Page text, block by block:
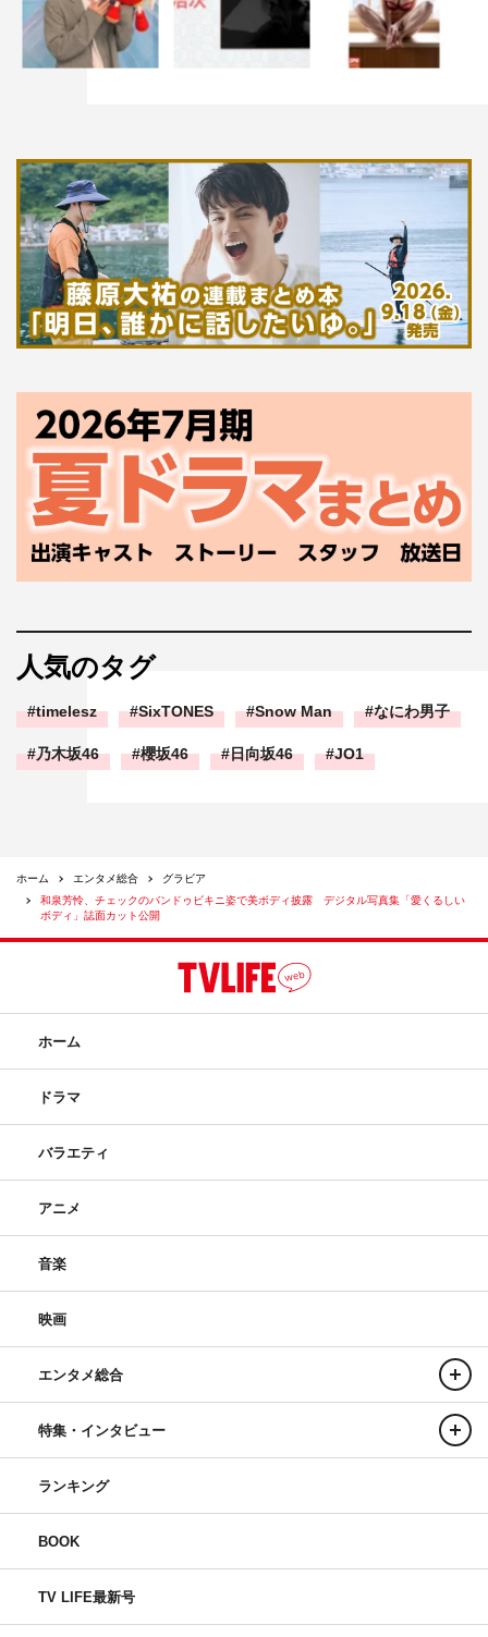
人気のタグ
timelesz SixTONES Snow Man なにわ男子
乃木坂46 櫻坂46 日向坂46 JO1
ホーム エンタメ総合
グラビア
和泉芳怜、チェックのバンドゥビキニ姿で美ボディ披露 デジタル写真集「愛くるしい
ボディ」誌面カット公開
ホーム
ドラマ
バラエティ
アニメ
音楽
映画
エンタメ総合
特集・インタビュー
ランキング
BOOK
TV LIFE最新号